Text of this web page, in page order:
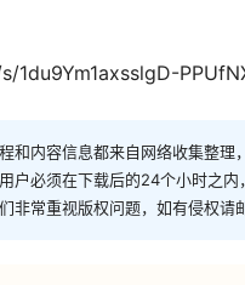
1du9Ym1axsslgD-
和内容信息都来自网络收集整
户必须在下载后的24个小时之
非常重视版权问题，如有侵权请